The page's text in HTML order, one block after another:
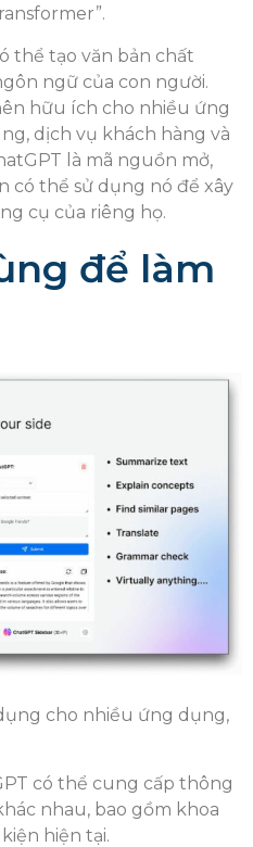
thể tạo văn bản chất
ngữ của con người.
hữu ích cho nhiều ứng
dịch vụ khách hàng và
là mã nguồn mở,
có thể sử dụng nó để xây
cụ của riêng họ.
để làm
cho nhiều ứng dụng,
có thể cung cấp thông
nhau, bao gồm khoa
hiện tại.